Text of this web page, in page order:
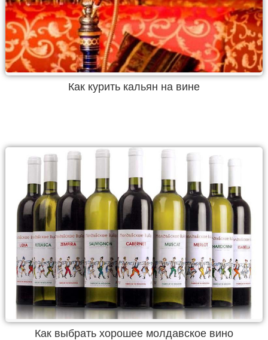
Как курить кальян на вине
Как выбрать хорошее молдавское вино